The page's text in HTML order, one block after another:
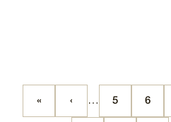
Pagination
First
page
«
Previous
page
‹ … Pàgina
5 6